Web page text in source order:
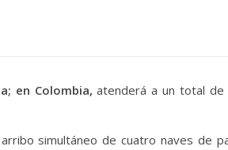
en Colombia, atenderá a un total
simultáneo de cuatro naves de